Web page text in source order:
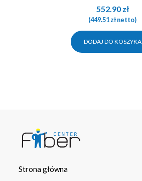
552.90 zł
(449.51złnetto)
DODAJ DO KOSZYKA
Strona główna